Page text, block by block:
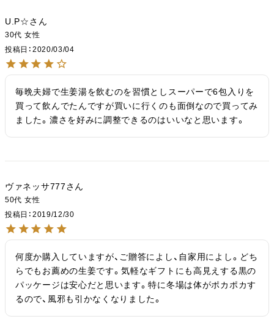
U.P☆
30代 女性
投稿日
2020/03/04
毎晩夫婦で生姜湯を飲むのを習慣としスーパーで6包入りを
買って飲んでたんですが買いに行くのも面倒なので買ってみ
ました。濃さを好みに調整できるのはいいなと思います。
ヴァネッサ777
50代 女性
投稿日
2019/12/30
何度か購入していますが、ご贈答によし、自家用によし。どち
らでもお薦めの生姜です。気軽なギフトにも高見えする黒の
パッケージは安心だと思います。特に冬場は体がポカポカす
るので、風邪も引かなくなりました。